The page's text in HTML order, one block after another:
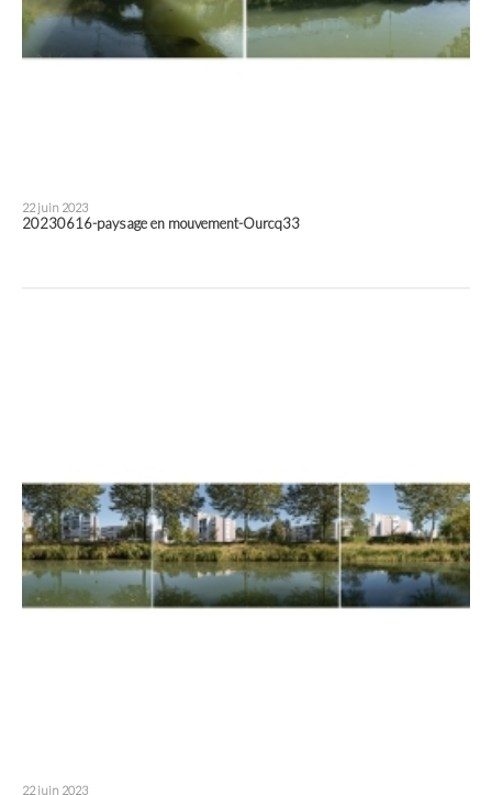
22 juin 2023
20230616-paysage en mouvement-Ourcq33
22 juin 2023